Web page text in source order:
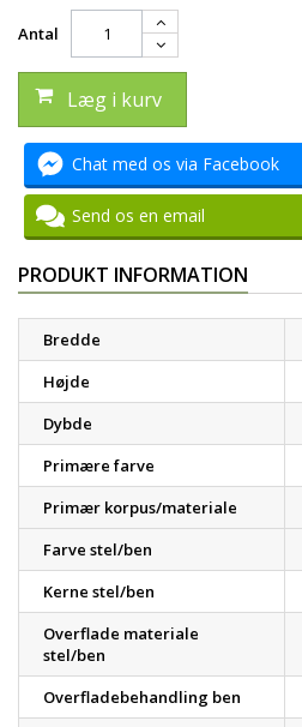
Antal
Læg i kurv
Chat med os via Facebook
Send os en email
PRODUKT INFORMATION
Bredde
Højde
Dybde
Primære farve
Primær korpus/materiale
Farve stel/ben
Kerne stel/ben
Overflade materiale
stel/ben
Overfladebehandling ben